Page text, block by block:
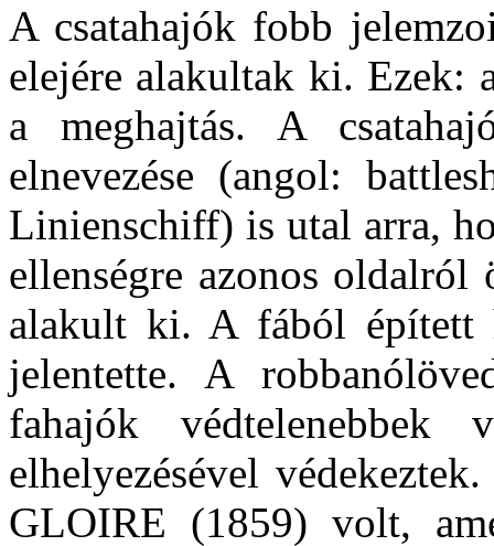
A csatahajók fobb
elejére alakultak ki. Ezek:
a meghajtás. A
elnevezése (angol:
Linienschiff) is utal arra,
ellenségre azonos
alakult ki. A fából épített
jelentette. A
fahajók
elhelyezésével
GLOIRE (1859) volt,